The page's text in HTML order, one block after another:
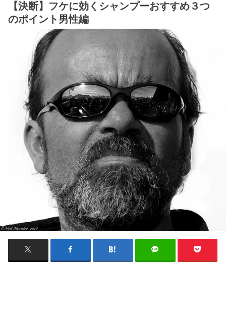
【決断】フケに効くシャンプーおすすめ３つ
のポイント男性編